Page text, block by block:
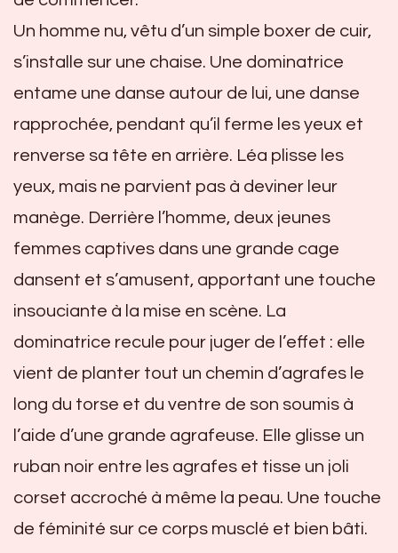
Un homme nu, vêtu d’un simple boxer de cuir,
s’installe sur une chaise. Une dominatrice
entame une danse autour de lui, une danse
rapprochée, pendant qu’il ferme les yeux et
renverse sa tête en arrière. Léa plisse les
yeux, mais ne parvient pas à deviner leur
manège. Derrière l’homme, deux jeunes
femmes captives dans une grande cage
dansent et s’amusent, apportant une touche
insouciante à la mise en scène. La
dominatrice recule pour juger de l’effet : elle
vient de planter tout un chemin d’agrafes le
long du torse et du ventre de son soumis à
l’aide d’une grande agrafeuse. Elle glisse un
ruban noir entre les agrafes et tisse un joli
corset accroché à même la peau. Une touche
de féminité sur ce corps musclé et bien bâti.